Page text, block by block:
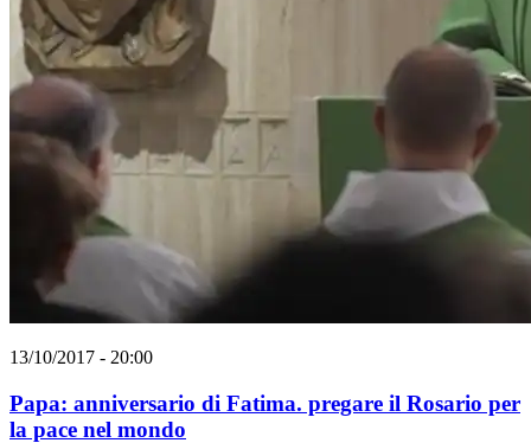
13/10/2017 - 20:00
Papa: anniversario di Fatima. pregare il Rosario per
la pace nel mondo